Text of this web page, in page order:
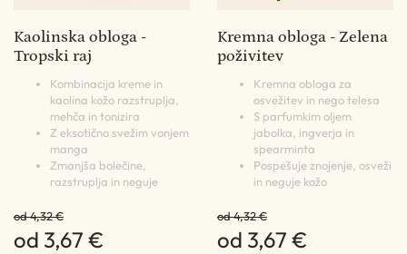
Kaolinska obloga -
Tropski raj
Kombinacija kreme in
kaolina kožo razstruplja,
mehča in tonizira
Z eksotično svežim vonjem
manga
Zmanjša bolečine,
razstruplja in neguje
od 4,32 €
od 3,67 €
Kremna obloga - Zelena
poživitev
Kremna obloga za
osvežitev in nego telesa
S parfumkim oljem
jabolka, ingverja in
spearminta
Pospešuje znojenje, osveži
in neguje kožo
od 4,32 €
od 3,67 €